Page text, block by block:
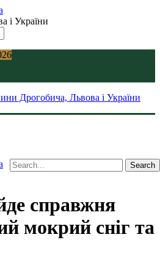
і України
Дрогобича, Львова і України
справжня
мокрий сніг та